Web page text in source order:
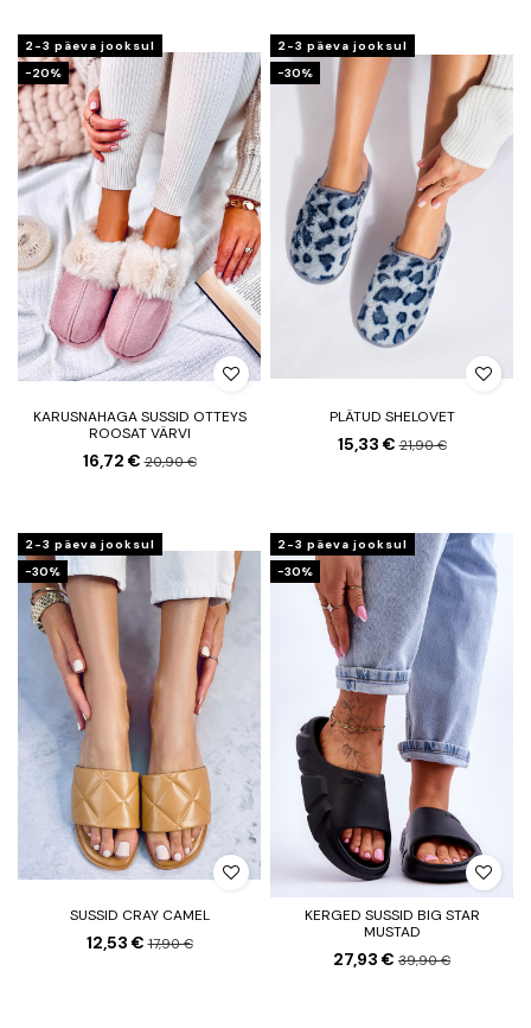
2-3 päeva jooksul
−20%
KARUSNAHAGA SUSSID OTTEYS
ROOSAT VÄRVI
16,72 €20,90 €
2-3 päeva jooksul
−30%
PLÄTUD SHELOVET
15,33 €21,90 €
2-3 päeva jooksul
−30%
SUSSID CRAY CAMEL
12,53 €17,90 €
2-3 päeva jooksul
−30%
KERGED SUSSID BIG STAR
MUSTAD
27,93 € 39,90 €